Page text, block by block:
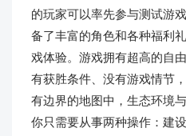
的玩家可以率先参与测试游
备了丰富的角色和各种福利
戏体验。游戏拥有超高的自
有获胜条件、没有游戏情节
有边界的地图中，生态环境
你只需要从事两种操作：建